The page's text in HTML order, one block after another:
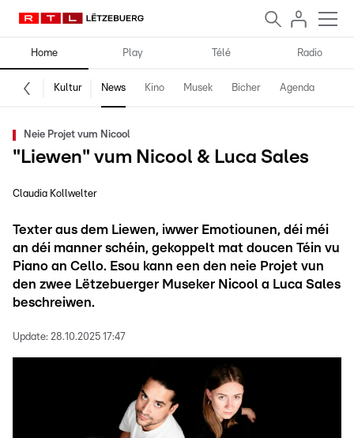
Home Play Télé Radio
Kultur News Kino Musek Bicher Agenda
Neie Projet vum Nicool
"Liewen" vum Nicool & Luca Sales
Claudia Kollwelter
Texter aus dem Liewen, iwwer Emotiounen, déi méi
an déi manner schéin, gekoppelt mat doucen Téin vu
Piano an Cello. Esou kann een den neie Projet vun
den zwee Lëtzebuerger Museker Nicool a Luca Sales
beschreiwen.
Update: 28.10.2025 17:47